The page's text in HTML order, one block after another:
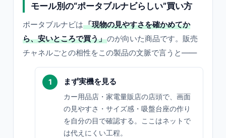
モール別の“ポータブルナビらしい”買い方
ポータブルナビは「現物の見やすさを確かめてか
ら、安いところで買う」のが向いた商品です。販売
チャネルごとの相性をこの製品の文脈で言うと——
まず実機を見る
カー用品店・家電量販店の店頭で、画面
の見やすさ・サイズ感・吸盤台座の作り
を自分の目で確認する。ここはネットで
は代えにくい工程。